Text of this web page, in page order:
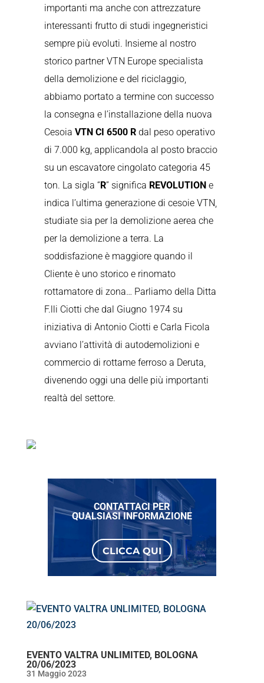
importanti ma anche con attrezzature
interessanti frutto di studi ingegneristici
sempre più evoluti. Insieme al nostro
storico partner VTN Europe specialista
della demolizione e del riciclaggio,
abbiamo portato a termine con successo
la consegna e l’installazione della nuova
Cesoia VTN CI 6500 Rdal peso operativo
di 7.000 kg, applicandola al posto braccio
su un escavatore cingolato categoria 45
ton. La sigla “R” significa REVOLUTIONe
indica l’ultima generazione di cesoie VTN,
studiate sia per la demolizione aerea che
per la demolizione a terra. La
soddisfazione è maggiore quando il
Cliente è uno storico e rinomato
rottamatore di zona… Parliamo della Ditta
F.lli Ciotti che dal Giugno 1974 su
iniziativa di Antonio Ciotti e Carla Ficola
avviano l’attività di autodemolizioni e
commercio di rottame ferroso a Deruta,
divenendo oggi una delle più importanti
realtà del settore.
CONTATTACI PER
QUALSIASI INFORMAZIONE
CLICCA QUI
EVENTO VALTRA UNLIMITED, BOLOGNA
20/06/2023
31 Maggio 2023